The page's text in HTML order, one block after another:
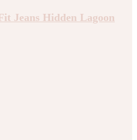
Jeans Hidden Lagoon